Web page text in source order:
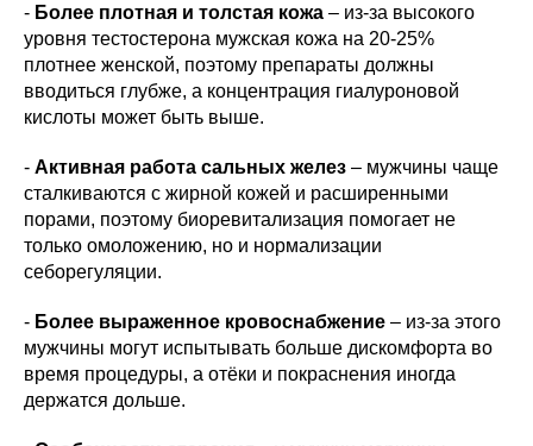
- Более плотная и толстая кожа – из-за высокого
уровня тестостерона мужская кожа на 20-25%
плотнее женской, поэтому препараты должны
вводиться глубже, а концентрация гиалуроновой
кислоты может быть выше.
- Активная работа сальных желез – мужчины чаще
сталкиваются с жирной кожей и расширенными
порами, поэтому биоревитализация помогает не
только омоложению, но и нормализации
себорегуляции.
- Более выраженное кровоснабжение – из-за этого
мужчины могут испытывать больше дискомфорта во
время процедуры, а отёки и покраснения иногда
держатся дольше.